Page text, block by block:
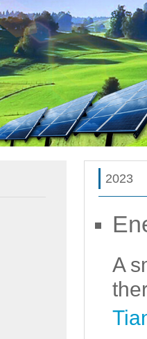
2023
A